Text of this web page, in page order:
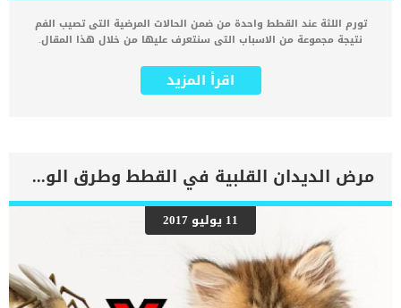
تورم اللثة عند القطط واحدة من ضمن الحالات المرضية التى تصيب الفم
نتيجة مجموعة من الاسباب التى سنتعرف عليها من خلال هذا المقال.
جميع مشاكل الفم والاسنان التى يمكن ان تصيب القطط تكون نتيجة
اهمال الاعتناء ورعاية هذه الاسنان. يحدث التضخم عادةً بسبب ترسبات
والاعراض التى سنعرفك عليها فى هذا المقال بالتفصيل. علامات تورم
اللثة عند القطط سماكة اللثة زيادة ارتفاع اللثة ظهور نتوءات اللثة
مناطق التهابات في اللثة تكوين الكتلة على خط اللثة الاسباب الكامنة
خلف تضخم اللثة عند الكلاب السبب الأكثر شيوعًا لتضخم اللثة هو البكتيريا
على طول خط اللثة. كما سيؤثر هذا المرض أيضًا على العظام والهياكل
الداعمة للأسنان. اقرا ايضا: تنظيف الاسنان واللثة للقطط بالتفاصيل
تشخيص الطبيب البيطرى لحالة القط غالبًا ما يتم تشخيص تضخم اللثة أثناء
فحص الفم البيطري. إذا كانت هناك كتلة فى اللثة ، فسيتم إجراء خزعة ،
مع أخذ الأنسجة من الكتلة […]
اقرأ المزيد
مرض الديدان القلبية في القطط وطرق الوقاية والعلاج
11 يوليو 2017